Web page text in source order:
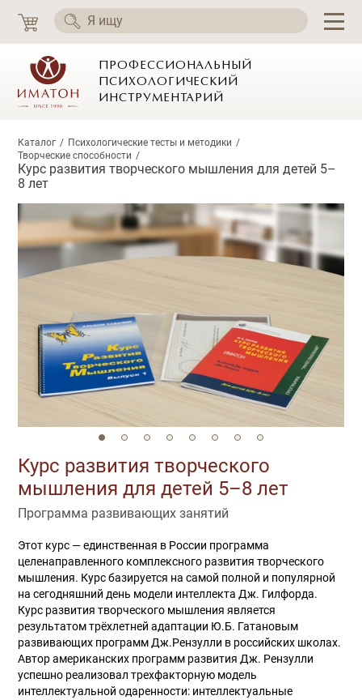
ПРОФЕССИОНАЛЬНЫЙ
ПСИХОЛОГИЧЕСКИЙ
ИНСТРУМЕНТАРИЙ
Каталог
Психологические тесты и методики
Творческие способности
Курс развития творческого мышления для детей 5–
8 лет
Курс развития творческого
мышления для детей 5–8 лет
Программа развивающих занятий
Этот курс — единственная в России программа
целенаправленного комплексного развития творческого
мышления. Курс базируется на самой полной и популярной
на сегодняшний день модели интеллекта Дж. Гилфорда.
Курс развития творческого мышления является
результатом трёхлетней адаптации Ю.Б. Гатановым
развивающих программ Дж.Рензулли в российских школах.
Автор американских программ развития Дж. Рензулли
успешно реализовал трехфакторную модель
интеллектуальной одаренности: интеллектуальные